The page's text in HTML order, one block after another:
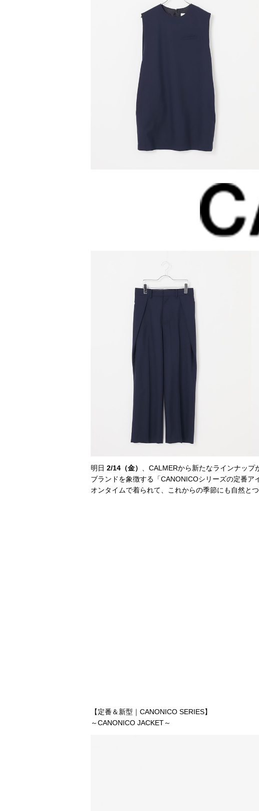
明日 2/14（金）
、CALMERから新たなラインナップ
ブランドを象徴する「CANONICOシリーズの定番ア
オンタイムで着られて、これからの季節にも自然と
【定番＆新型｜CANONICO SERIES】
～CANONICO JACKET～